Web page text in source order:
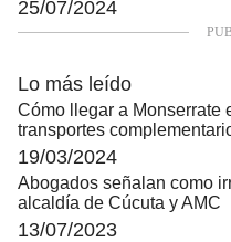
25/07/2024
Lo más leído
Cómo llegar a Monserrate
transportes
19/03/2024
Abogados señalan como
alcaldía de Cúcuta y AMC
13/07/2023